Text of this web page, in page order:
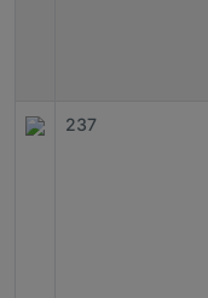
237